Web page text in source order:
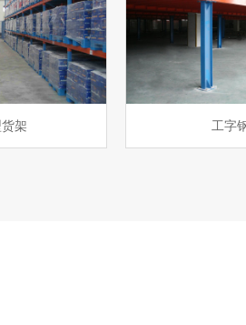
工字钢货架